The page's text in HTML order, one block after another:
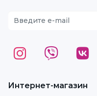
Интернет-магазин